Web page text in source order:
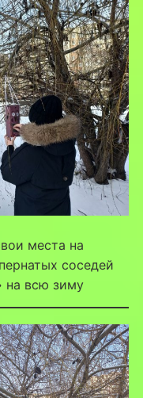
места на
соседей
на всю зиму